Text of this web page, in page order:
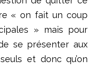
« on fait un coup
» mais pour
se présenter aux
et donc qu’on